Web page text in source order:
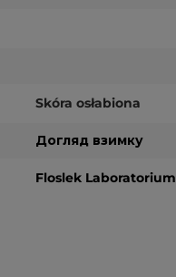
Skóra osłabiona
Догляд взимку
Floslek Laboratorium